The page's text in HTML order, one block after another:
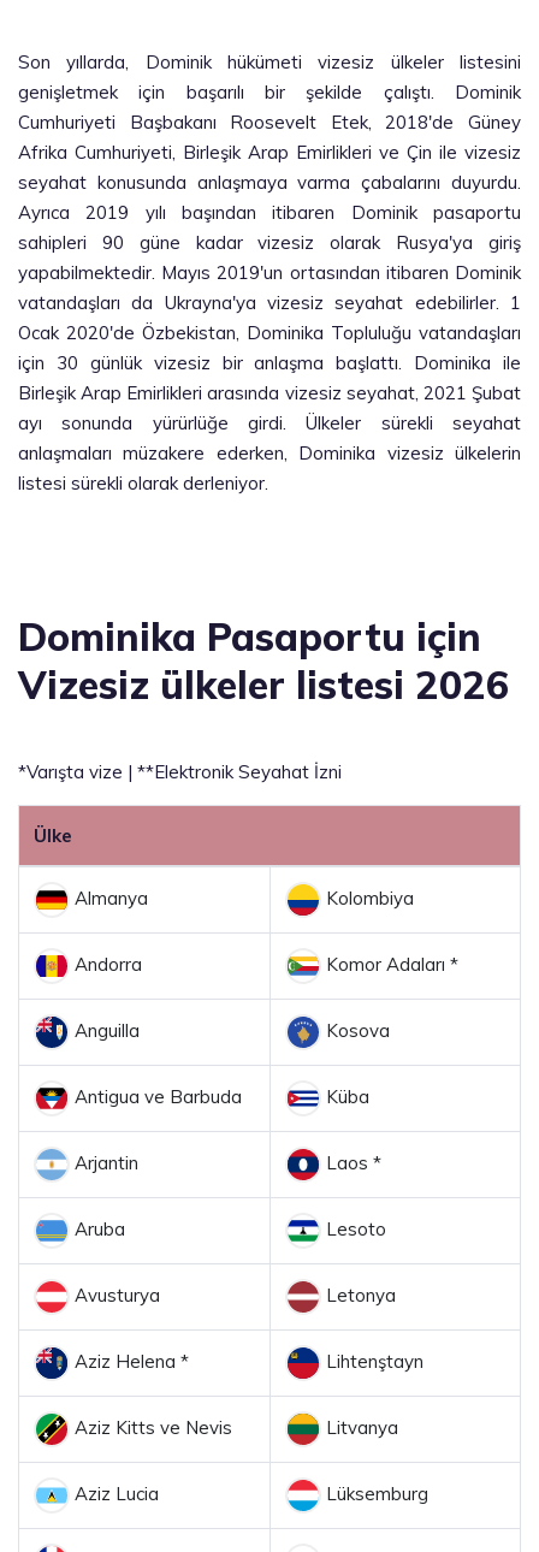
Son yıllarda, Dominik hükümeti vizesiz ülkeler listesini
genişletmek için başarılı bir şekilde çalıştı. Dominik
Cumhuriyeti Başbakanı Roosevelt Etek, 2018'de Güney
Afrika Cumhuriyeti, Birleşik Arap Emirlikleri ve Çin ile vizesiz
seyahat konusunda anlaşmaya varma çabalarını duyurdu.
Ayrıca 2019 yılı başından itibaren Dominik pasaportu
sahipleri 90 güne kadar vizesiz olarak Rusya'ya giriş
yapabilmektedir. Mayıs 2019'un ortasından itibaren Dominik
vatandaşları da Ukrayna'ya vizesiz seyahat edebilirler. 1
Ocak 2020'de Özbekistan, Dominika Topluluğu vatandaşları
için 30 günlük vizesiz bir anlaşma başlattı. Dominika ile
Birleşik Arap Emirlikleri arasında vizesiz seyahat, 2021 Şubat
ayı sonunda yürürlüğe girdi. Ülkeler sürekli seyahat
anlaşmaları müzakere ederken, Dominika vizesiz ülkelerin
listesi sürekli olarak derleniyor.
Dominika Pasaportu için
Vizesiz ülkeler listesi 2026
*Varışta vize | **Elektronik Seyahat İzni
Ülke
Almanya Kolombiya
Andorra Komor Adaları *
Anguilla Kosova
Antigua ve Barbuda Küba
Arjantin Laos *
Aruba Lesoto
Avusturya Letonya
Aziz Helena * Lihtenştayn
Aziz Kitts ve Nevis Litvanya
Aziz Lucia Lüksemburg